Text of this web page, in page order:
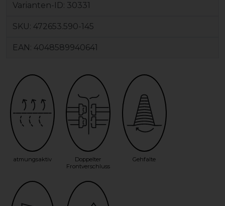
Varianten-ID: 30331
SKU: 472653.590-145
EAN: 4048589940641
atmungsaktiv
Doppelter
Frontverschluss
Gehfalte